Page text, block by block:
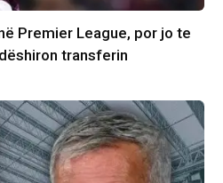
Premier League, por jo te
transferin